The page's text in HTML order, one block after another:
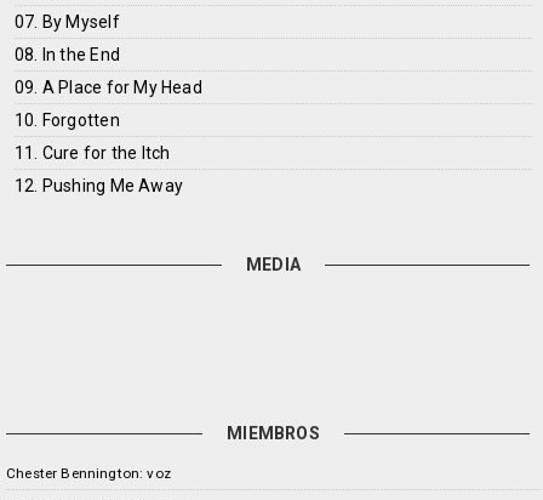
07. By Myself
08. In the End
09. A Place for My Head
10. Forgotten
11. Cure for the Itch
12. Pushing Me Away
MEDIA
MIEMBROS
Chester Bennington: voz